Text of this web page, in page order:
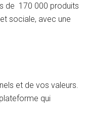
de 170 000 produits
sociale, avec une
et de vos valeurs.
qui